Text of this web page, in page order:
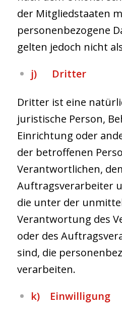
der Mitgliedstaaten
personenbezogene
gelten jedoch nicht
j) Dritter
Dritter ist eine
juristische Person,
Einrichtung oder
der betroffenen
Verantwortlichen,
Auftragsverarbeiter
die unter der
Verantwortung des
oder des
sind, die
verarbeiten.
k) Einwilligung